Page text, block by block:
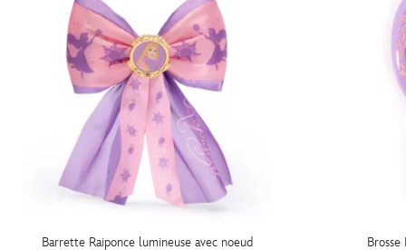
Barrette Raiponce lumineuse avec noeud Brosse